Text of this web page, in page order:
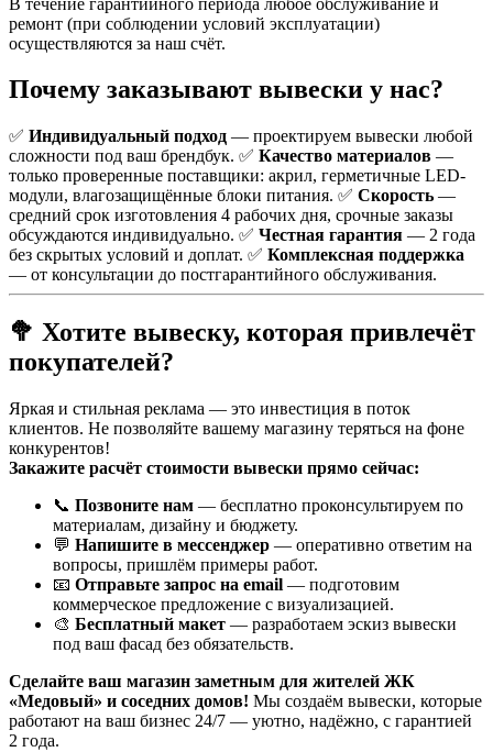
ремонт (при соблюдении условий эксплуатации)
осуществляются за наш счёт.
Почему заказывают вывески у нас?
✅ Индивидуальный подход — проектируем вывески любой
сложности под ваш брендбук. ✅ Качество материалов —
только проверенные поставщики: акрил, герметичные LED-
модули, влагозащищённые блоки питания. ✅ Скорость —
средний срок изготовления 4 рабочих дня, срочные заказы
обсуждаются индивидуально. ✅ Честная гарантия — 2 года
без скрытых условий и доплат. ✅ Комплексная поддержка
— от консультации до постгарантийного обслуживания.
🥦 Хотите вывеску, которая привлечёт
покупателей?
Яркая и стильная реклама — это инвестиция в поток
клиентов. Не позволяйте вашему магазину теряться на фоне
конкурентов!
Закажите расчёт стоимости вывески прямо сейчас:
📞 Позвоните нам — бесплатно проконсультируем по
материалам, дизайну и бюджету.
💬 Напишите в мессенджер — оперативно ответим на
вопросы, пришлём примеры работ.
📧 Отправьте запрос на email — подготовим
коммерческое предложение с визуализацией.
🎨 Бесплатный макет — разработаем эскиз вывески
под ваш фасад без обязательств.
Сделайте ваш магазин заметным для жителей ЖК
«Медовый» и соседних домов! Мы создаём вывески, которые
работают на ваш бизнес 24/7 — уютно, надёжно, с гарантией
2 года.